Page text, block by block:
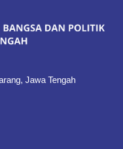
Jawa Tengah